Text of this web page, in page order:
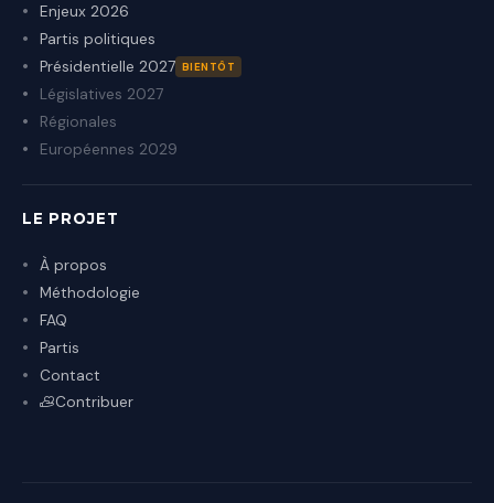
Enjeux 2026
Partis politiques
Présidentielle 2027 BIENTÔT
Législatives 2027
Régionales
Européennes 2029
LE PROJET
À propos
Méthodologie
FAQ
Partis
Contact
Contribuer